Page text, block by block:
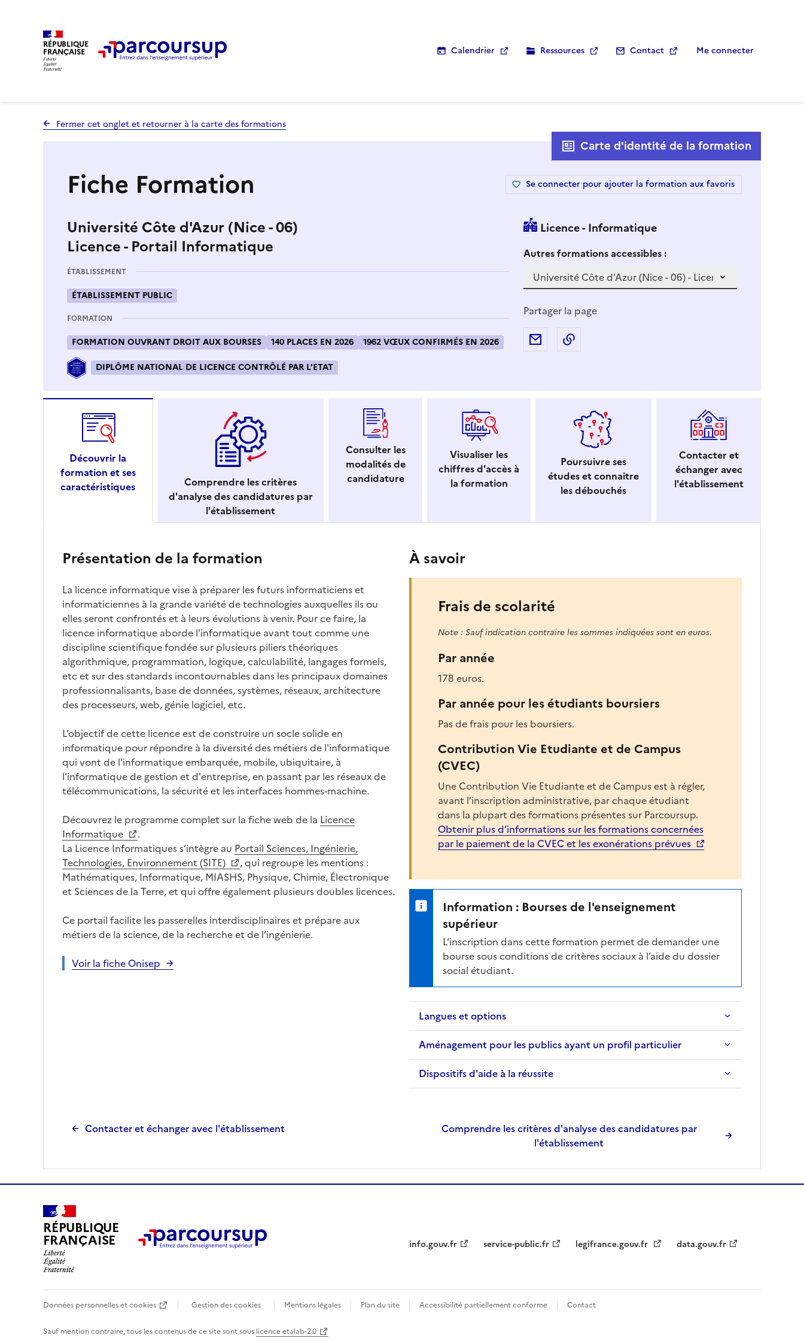
RÉPUBLIQUE
FRANÇAISE Calendrier Ressources Contact Me connecter
Fermer cet onglet et retourner à la carte des formations
Fiche Formation
Université Côte d'Azur (Nice - 06)
Licence - Portail Informatique
ÉTABLISSEMENT
ÉTABLISSEMENT PUBLIC
FORMATION
FORMATION OUVRANT DROIT AUX BOURSES 140 PLACES EN 2026 1962 VŒUX CONFIRMÉS EN 2026
DIPLÔME NATIONAL DE LICENCE CONTRÔLÉ PAR L'ETAT
Licence - Informatique
Si vous sélectionnez une formation dans la zone déroulante
Autres formations accessibles :S
v
n
a
o
n
e
d
é
a
t
e
i
-
p
r
è
,
p
e
s
h
Carte d'identité de la formation
Se connecter pour ajouter la formation aux favoris
Partager la page
Partager par e-mail
Découvrir la
formation et ses
caractéristiques
Comprendre les critères
d'analyse des candidatures par
l'établissement
Consulter les
modalités de
candidature
Visualiser les
chiffres d'accès à
la formation
Poursuivre ses
études et connaitre
les débouchés
Contacter et
échanger avec
l'établissement
Présentation de la formation
La licence informatique vise à préparer les futurs informaticiens et
informaticiennes à la grande variété de technologies auxquelles ils ou
elles seront confrontés et à leurs évolutions à venir. Pour ce faire, la
licence informatique aborde l'informatique avant tout comme une
discipline scientifique fondée sur plusieurs piliers théoriques
algorithmique, programmation, logique, calculabilité, langages formels,
etc et sur des standards incontournables dans les principaux domaines
professionnalisants, base de données, systèmes, réseaux, architecture
des processeurs, web, génie logiciel, etc.
L’objectif de cette licence est de construire un socle solide en
informatique pour répondre à la diversité des métiers de l'informatique
qui vont de l'informatique embarquée, mobile, ubiquitaire, à
l'informatique de gestion et d'entreprise, en passant par les réseaux de
télécommunications, la sécurité et les interfaces hommes-machine.
Découvrez le programme complet sur la fiche web de la Licence
Informatique
.
La Licence Informatiques s’intègre au Portail Sciences, Ingénierie,
Technologies, Environnement (SITE)
, qui regroupe les mentions :
Mathématiques, Informatique, MIASHS, Physique, Chimie, Électronique
et Sciences de la Terre, et qui offre également plusieurs doubles licences.
Ce portail facilite les passerelles interdisciplinaires et prépare aux
métiers de la science, de la recherche et de l’ingénierie.
Voir la fiche Onisep
À savoir
Frais de scolarité
Note : Sauf indication contraire les sommes indiquées sont en euros.
Par année
178 euros.
Par année pour les étudiants boursiers
Pas de frais pour les boursiers.
Contribution Vie Etudiante et de Campus
(CVEC)
Une Contribution Vie Etudiante et de Campus est à régler,
avant l’inscription administrative, par chaque étudiant
dans la plupart des formations présentes sur Parcoursup.
Obtenir plus d’informations sur les formations concernées
par le paiement de la CVEC et les exonérations prévues
Information : Bourses de l'enseignement
supérieur
L’inscription dans cette formation permet de demander une
bourse sous conditions de critères sociaux à l’aide du dossier
social étudiant.
Langues et options
Aménagement pour les publics ayant un profil particulier
Dispositifs d'aide à la réussite
Contacter et échanger avec l'établissement
Comprendre les critères d'analyse des candidatures par
l'établissement
RÉPUBLIQUE
FRANÇAISE info.gouv.fr service-public.fr legifrance.gouv.fr data.gouv.fr
Données personnelles et cookies Gestion des cookies Mentions légales Plan du site Accessibilité partiellement conforme Contact
Sauf mention contraire, tous les contenus de ce site sont sous licence etalab-2.0